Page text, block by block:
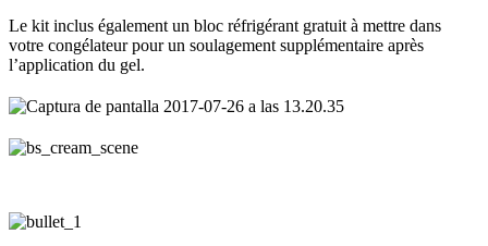
Le kit inclus également un bloc réfrigérant gratuit à mettre dans
votre congélateur pour un soulagement supplémentaire après
l’application du gel.